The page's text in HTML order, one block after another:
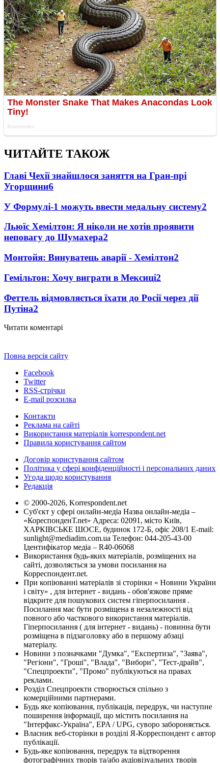
ЧИТАЙТЕ ТАКОЖ
Главі Чехії знайшлося заняття на Гран-прі
Угорщини6
У Формулі-1 можуть ввести медальну систему2
Льюїс Хемілтон: Я ніколи не хотів проявити
неповагу до Шумахера2
Монтойя: Винуватець аварії - Хемілтон2
Гемільтон: Хочу виграти в Мексиці2
Феттель відмовляється їхати до Росії через дії
Путіна2
Читати коментарі
Повна версія сайту
Facebook
Twitter
RSS-стрічки
E-mail розсилка
Контакти
Реклама на сайті
Використання матеріалів korrespondent.net
Правила користування сайтом
Договір користування сайтом
Політика у сфері конфіденційності і персональних даних
Угода щодо користування
Редакція
© 2000-2026, Korrespondent.net
Суб'єкт у сфері онлайн-медіа Назва онлайн-медіа –
«КореспонденТ.net» Адреса: 02091, місто Київ,
ХАРКІВСЬКЕ ШОСЕ, будинок 172-Б, офіс 208/1 E-mail:
sunlight@mediadim.com.ua Телефон: 044-205-43-00
Ідентифікатор медіа – R40-06068
Використання будь-яких матеріалів, розміщених на
сайті, дозволяється за умови посилання на
Корреспондент.net.
При копіюванні матеріалів зі сторінки « Новини України
і світу» , для інтернет - видань - обов'язкове пряме
відкрите для пошукових систем гіперпосилання .
Посилання має бути розміщена в незалежності від
повного або часткового використання матеріалів.
Гіперпосилання ( для інтернет - видань) - повинна бути
розміщена в підзаголовку або в першому абзаці
матеріалу.
Новини з позначками "Думка", "Експертиза", "Заява",
"Регіони", "Гроші", "Влада", "Вибори", "Тест-драйв",
"Спецпроекти", "Промо" публікуються на правах
реклами.
Розділ Спецпроекти створюється спільно з
комерційними партнерами.
Будь яке копіювання, публікація, передрук, чи наступне
поширення інформації, що містить посилання на
"Інтерфакс-Україна", EPA / UPG, суворо забороняється.
Власник веб-сторінки в розділі Я-Корреспондент є автор
публікації.
Будь-яке копіювання, передрук та відтворення
фотографічних творів та/або аудіовізуальних творів